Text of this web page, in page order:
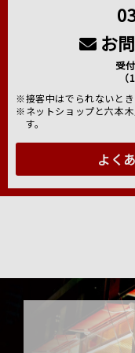
お
受
※接客中はでられないとき
※ネットショップと六本
す。
よく